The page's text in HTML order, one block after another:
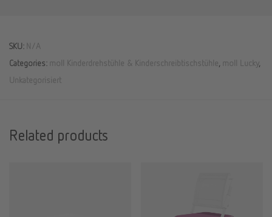
SKU: N/A
Categories: moll Kinderdrehstühle & Kinderschreibtischstühle moll Lucky,
Unkategorisiert
Related products